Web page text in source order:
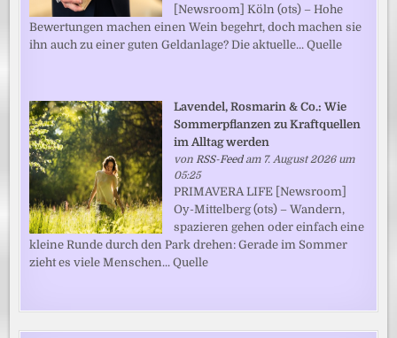
[Newsroom] Köln (ots) – Hohe
Bewertungen machen einen Wein begehrt, doch machen sie
ihn auch zu einer guten Geldanlage? Die aktuelle... Quelle
Lavendel, Rosmarin & Co.: Wie
Sommerpflanzen zu Kraftquellen
im Alltag werden
von RSS-Feedam 7. August 2026 um
05:25
PRIMAVERA LIFE [Newsroom]
Oy-Mittelberg (ots) – Wandern,
spazieren gehen oder einfach eine
kleine Runde durch den Park drehen: Gerade im Sommer
zieht es viele Menschen... Quelle